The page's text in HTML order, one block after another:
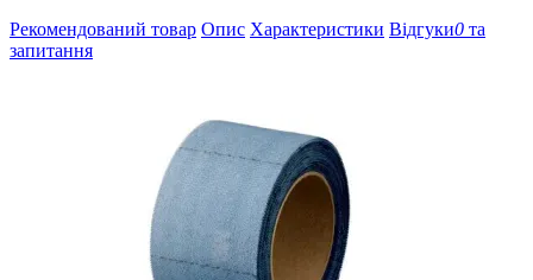
Рекомендований товар Опис Характеристики Відгуки0 та
запитання